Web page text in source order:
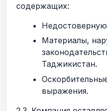
содержащих:
Материалы,
Таджикистан.
выражения.